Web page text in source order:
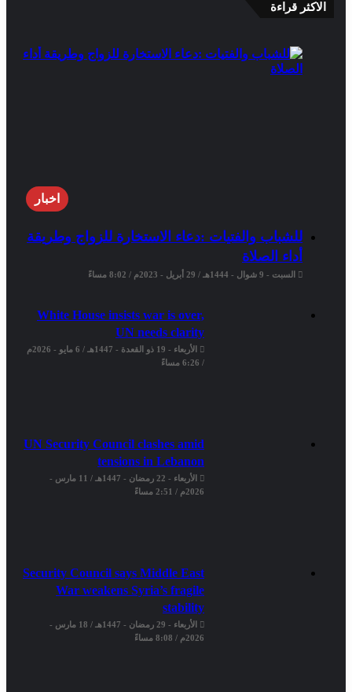
الاكثر قراءة
اخبار
للشباب والفتيات :دعاء الاستخارة للزواج وطريقة
أداء الصلاة
السبت - 9 شوال - 1444هـ / 29 أبريل - 2023م / 8:02 مساءً
White House insists war is over,
UN needs clarity
الأربعاء - 19 ذو القعدة - 1447هـ / 6 مايو - 2026م
/ 6:26 مساءً
UN Security Council clashes amid
tensions in Lebanon
الأربعاء - 22 رمضان - 1447هـ / 11 مارس -
2026م / 2:51 مساءً
Security Council says Middle East
War weakens Syria’s fragile
stability
الأربعاء - 29 رمضان - 1447هـ / 18 مارس -
2026م / 8:08 مساءً